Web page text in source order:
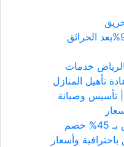
بالرياض..تنظيف احترافي99%بعد الحرائق
خدمات
تأسيس وصيانة
شركة تنظيف وسط الرياض بـ 45% خصم
وأسعار